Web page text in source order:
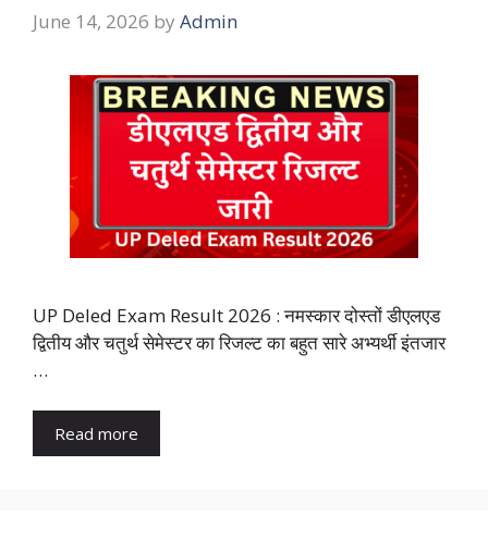
June 14, 2026 by Admin
UP Deled Exam Result 2026 : नमस्कार दोस्तों डीएलएड
द्वितीय और चतुर्थ सेमेस्टर का रिजल्ट का बहुत सारे अभ्यर्थी इंतजार
…
Read more